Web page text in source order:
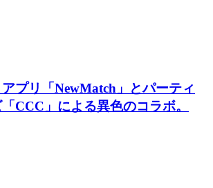
プリ「NewMatch」とパーティ
CCC」による異色のコラボ。